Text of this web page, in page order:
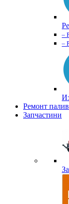
–
–
Ремонт
Запчастини